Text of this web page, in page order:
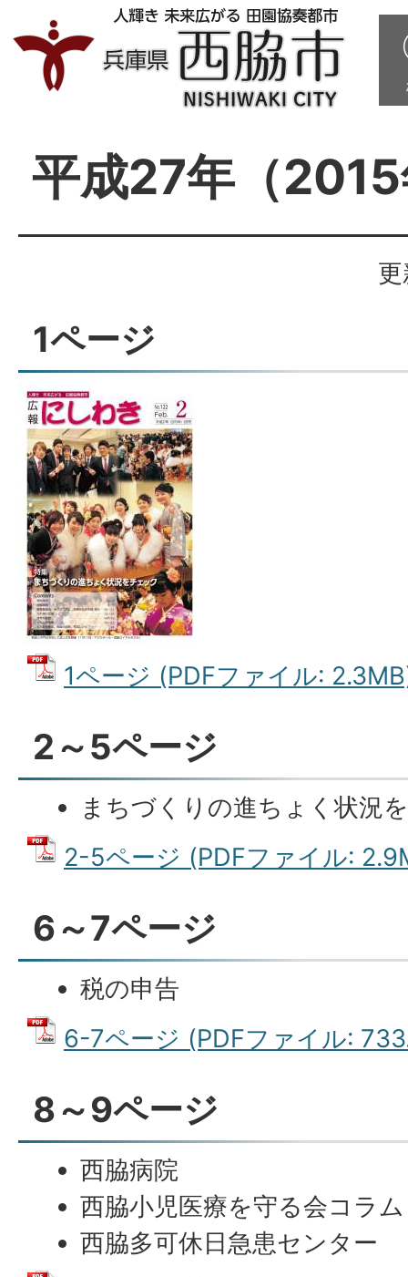
平成27年（
1ページ
1ページ (PDFファイル:
2～5ページ
まちづくりの進ちょく状況
2-5ページ (PDFファイル:
6～7ページ
税の申告
6-7ページ (PDFファイル:
8～9ページ
西脇病院
西脇小児医療を守る会コラム
西脇多可休日急患センター